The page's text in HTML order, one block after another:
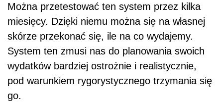
Można przetestować ten system przez kilka
miesięcy. Dzięki niemu można się na własnej
skórze przekonać się, ile na co wydajemy.
System ten zmusi nas do planowania swoich
wydatków bardziej ostrożnie i realistycznie,
pod warunkiem rygorystycznego trzymania się
go.